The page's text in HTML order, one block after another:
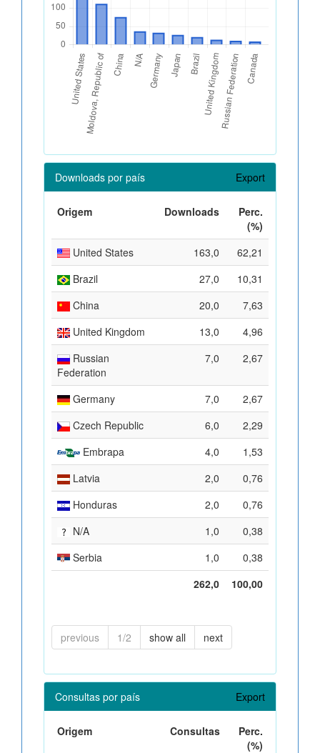
Downloads por país Export
Origem Downloads
Perc.
(%)
United States
163,0
62,21
Brazil
27,0
10,31
China
20,0
7,63
United Kingdom
13,0
4,96
Russian
Federation
7,0 2,67
Germany 7,0
2,67
Czech Republic
6,0
2,29
Embrapa
4,0
1,53
Latvia
2,0
0,76
Honduras
2,0
0,76
N/A
1,0
0,38
Serbia
1,0
0,38
262,0
100,00
previous 1/2 show all next
Consultas por país Export
Origem Consultas
Perc.
(%)